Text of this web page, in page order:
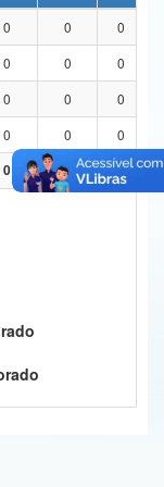
0 0 0
0 0 0
0 0 0
0 0 0
0 0 0